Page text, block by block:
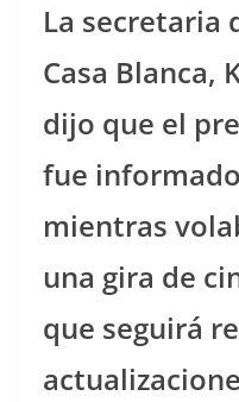
La secretaria
Casa Blanca,
dijo que el
fue
mientras
una gira de
que seguirá